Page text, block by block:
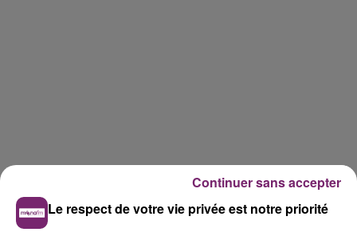
Le respect de votre vie privée est notre priorité
Continuer sans accepter